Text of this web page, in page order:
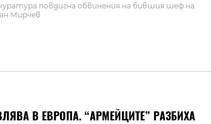
повдигна обвинения на бившия шеф на
Мирчев
В ЕВРОПА. “АРМЕЙЦИТЕ” РАЗБИХА